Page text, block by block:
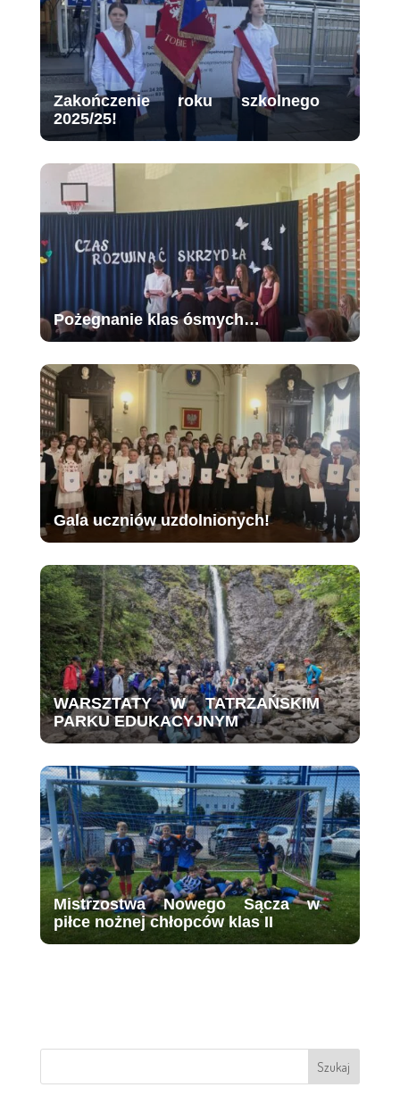
Zakończenie roku szkolnego
2025/25!
Pożegnanie klas ósmych…
Gala uczniów uzdolnionych!
WARSZTATY W TATRZAŃSKIM
PARKU EDUKACYJNYM
Mistrzostwa Nowego Sącza w
piłce nożnej chłopców klas II